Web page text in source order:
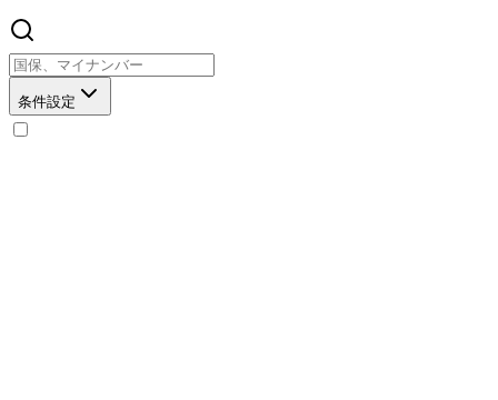
条件設定